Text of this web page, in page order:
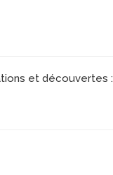
et découvertes :